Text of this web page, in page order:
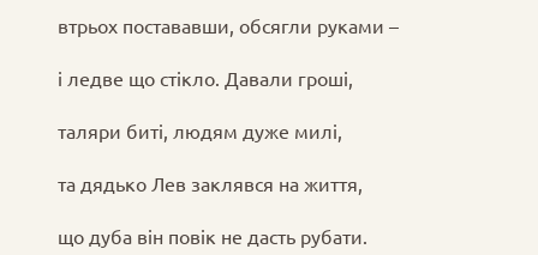
втрьох постававши, обсягли руками –
і ледве що стікло. Давали гроші,
таляри биті, людям дуже милі,
та дядько Лев заклявся на життя,
що дуба він повік не дасть рубати.